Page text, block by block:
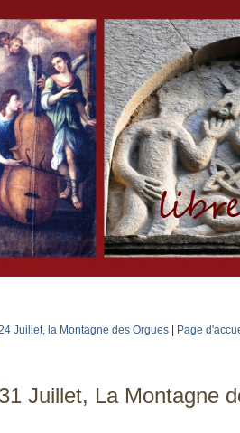
Juillet, la Montagne des Orgues Page
Juillet, La Montagne